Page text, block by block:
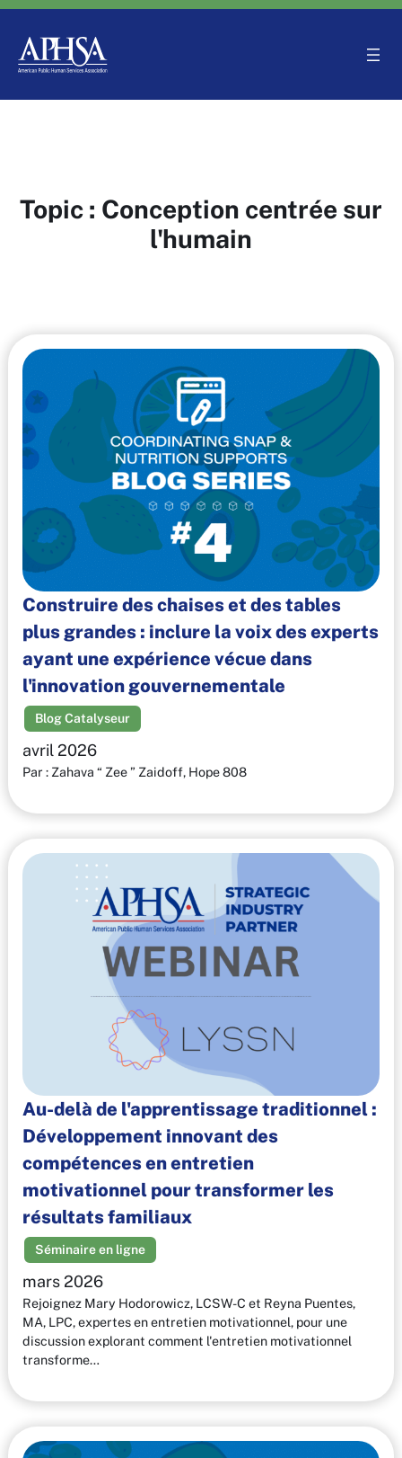
Aller
contenu
Topic : Conception centrée sur
l'humain
Construire des chaises et des tables
plus grandes : inclure la voix des experts
ayant une expérience vécue dans
l'innovation gouvernementale
Blog Catalyseur
avril 2026
Par : Zahava “ Zee ” Zaidoff, Hope 808
Au-delà de l'apprentissage traditionnel :
Développement innovant des
compétences en entretien
motivationnel pour transformer les
résultats familiaux
Séminaire en ligne
mars 2026
Rejoignez Mary Hodorowicz, LCSW-C et Reyna Puentes,
MA, LPC, expertes en entretien motivationnel, pour une
discussion explorant comment l'entretien motivationnel
transforme…